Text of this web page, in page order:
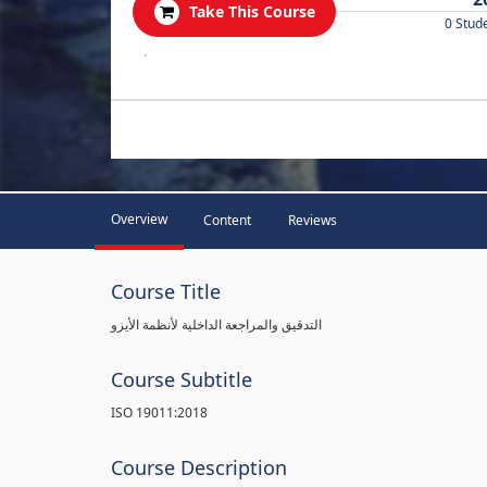
Take This Course
0
.
Overview Content Reviews
Course Title
التدقيق والمراجعة الداخلية لأنظمة الأيزو
Course Subtitle
ISO 19011:2018
Course Description